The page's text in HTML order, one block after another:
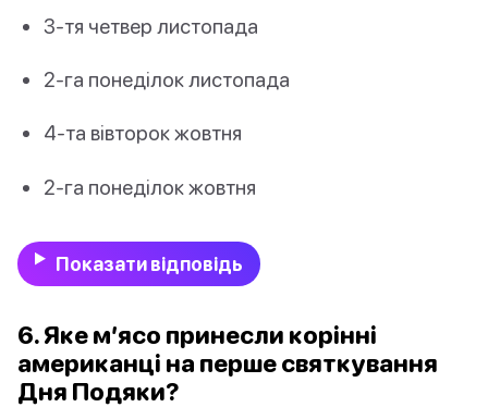
3-тя четвер листопада
2-га понеділок листопада
4-та вівторок жовтня
2-га понеділок жовтня
Показати відповідь
6. Яке м’ясо принесли корінні
американці на перше святкування
Дня Подяки?